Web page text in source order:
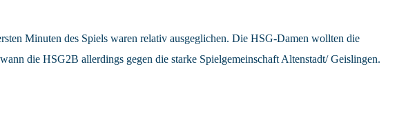
Minuten des Spiels waren relativ ausgeglichen. Die HSG-Damen wollten die
die HSG2B allerdings gegen die starke Spielgemeinschaft Altenstadt/ Geislingen.